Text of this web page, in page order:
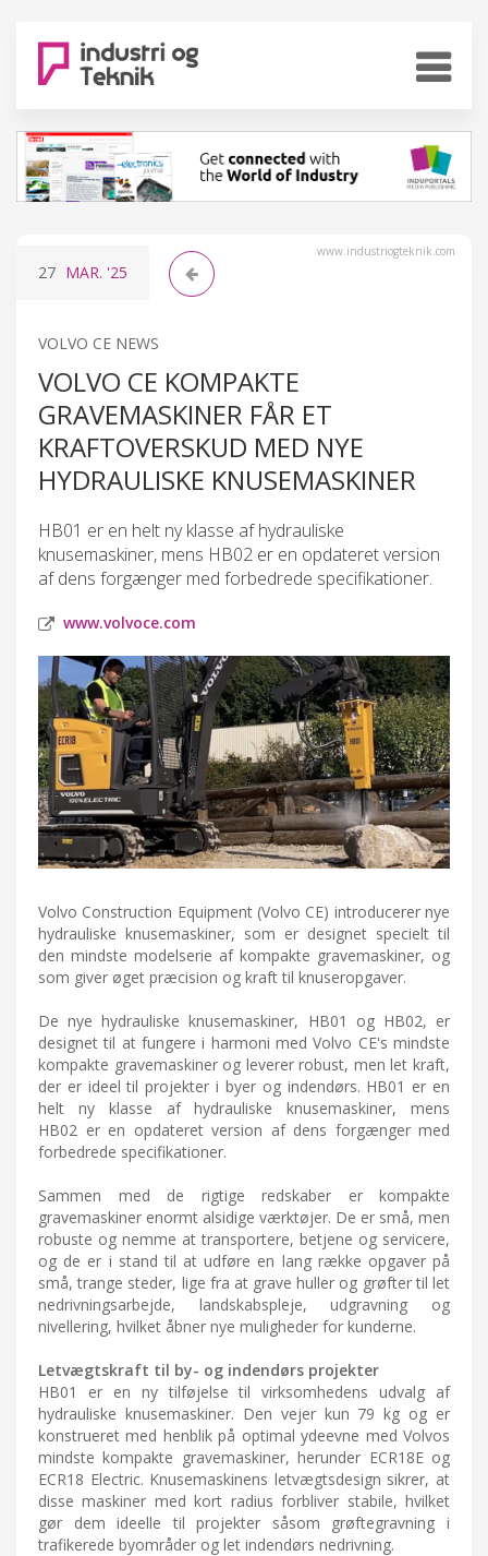
www.industriogteknik.com
27 MAR. '25
VOLVO CE NEWS
VOLVO CE KOMPAKTE
GRAVEMASKINER FÅR ET
KRAFTOVERSKUD MED NYE
HYDRAULISKE KNUSEMASKINER
HB01 er en helt ny klasse af hydrauliske
knusemaskiner, mens HB02 er en opdateret version
af dens forgænger med forbedrede specifikationer.
www.volvoce.com
Volvo Construction Equipment (Volvo CE) introducerer nye
hydrauliske knusemaskiner, som er designet specielt til
den mindste modelserie af kompakte gravemaskiner, og
som giver øget præcision og kraft til knuseropgaver.
De nye hydrauliske knusemaskiner, HB01 og HB02, er
designet til at fungere i harmoni med Volvo CE's mindste
kompakte gravemaskiner og leverer robust, men let kraft,
der er ideel til projekter i byer og indendørs. HB01 er en
helt ny klasse af hydrauliske knusemaskiner, mens
HB02 er en opdateret version af dens forgænger med
forbedrede specifikationer.
Sammen med de rigtige redskaber er kompakte
gravemaskiner enormt alsidige værktøjer. De er små, men
robuste og nemme at transportere, betjene og servicere,
og de er i stand til at udføre en lang række opgaver på
små, trange steder, lige fra at grave huller og grøfter til let
nedrivningsarbejde, landskabspleje, udgravning og
nivellering, hvilket åbner nye muligheder for kunderne.
Letvægtskraft til by- og indendørs projekter
HB01 er en ny tilføjelse til virksomhedens udvalg af
hydrauliske knusemaskiner. Den vejer kun 79 kg og er
konstrueret med henblik på optimal ydeevne med Volvos
mindste kompakte gravemaskiner, herunder ECR18E og
ECR18 Electric. Knusemaskinens letvægtsdesign sikrer, at
disse maskiner med kort radius forbliver stabile, hvilket
gør dem ideelle til projekter såsom grøftegravning i
trafikerede byområder og let indendørs nedrivning.